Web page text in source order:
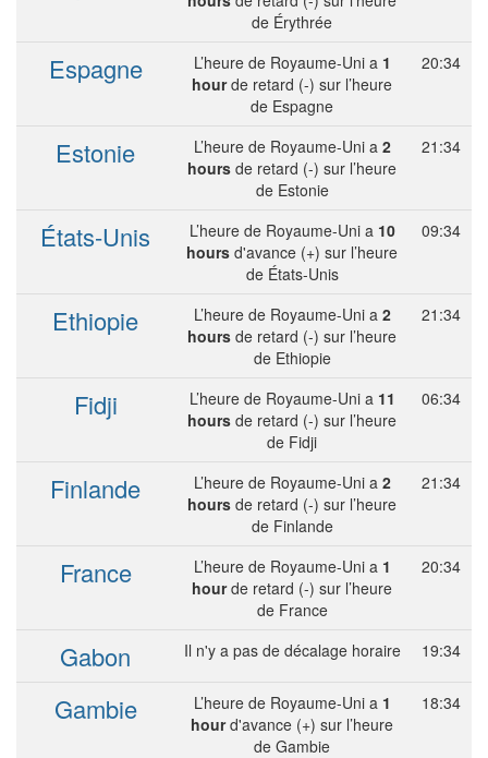
de Érythrée
Espagne L’heure de Royaume-Uni a 1
hourde retard (-) sur l’heure
de Espagne
20:34
Estonie L’heure de Royaume-Uni a 2
hours de retard (-) sur l’heure
de Estonie
21:34
États-Unis L’heure de Royaume-Uni a 10
hours d'avance (+) sur l’heure
de États-Unis
09:34
Ethiopie L’heure de Royaume-Uni a 2
hours de retard (-) sur l’heure
de Ethiopie
21:34
Fidji L’heure de Royaume-Uni a 11
hours de retard (-) sur l’heure
de Fidji
06:34
Finlande L’heure de Royaume-Uni a 2
hours de retard (-) sur l’heure
de Finlande
21:34
France L’heure de Royaume-Uni a 1
hourde retard (-) sur l’heure
de France
20:34
Gabon Il n'y a pas de décalage horaire 19:34
Gambie L’heure de Royaume-Uni a 1
hourd'avance (+) sur l’heure
de Gambie
18:34